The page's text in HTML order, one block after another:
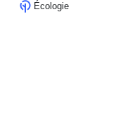
Écologie